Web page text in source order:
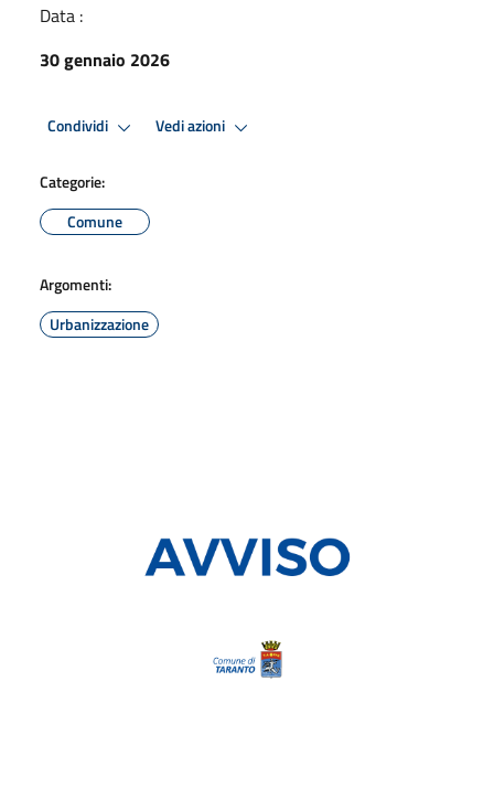
Data :
30 gennaio 2026
Condividi Vedi azioni
Categorie:
Comune
Argomenti:
Urbanizzazione